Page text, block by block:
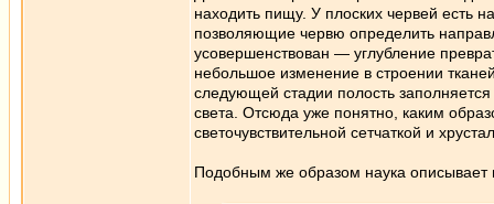
находить пищу. У плоских червей есть
позволяющие червю определить
усовершенствован — углубление
небольшое изменение в строении
следующей стадии полость
света. Отсюда уже понятно, каким
светочувствительной сетчаткой и
Подобным же образом наука описывает